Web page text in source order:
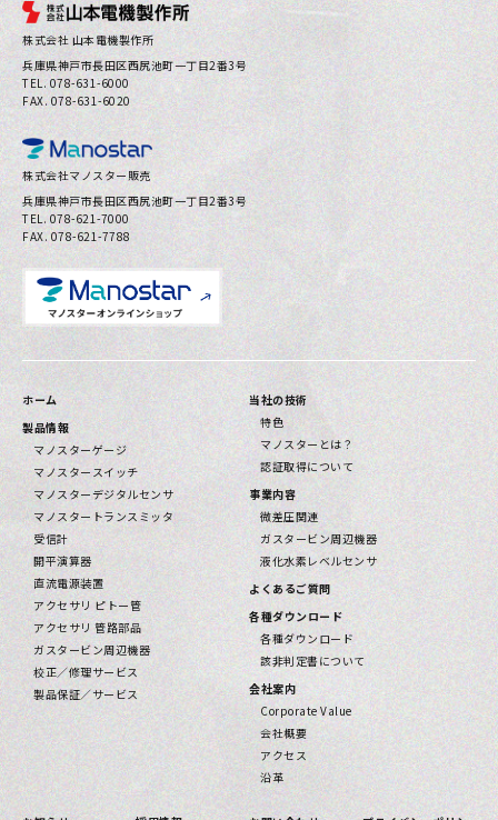
ニュース
採用
製品情報
採用情報
お問い合わせ
プライバシーポリシー
株式会社 山本電機製作所
兵庫県神⼾市⻑⽥区⻄尻池町⼀丁⽬2番3号
TEL. 078-631-6000
FAX. 078-631-6020
株式会社マノスター販売
兵庫県神⼾市⻑⽥区⻄尻池町⼀丁⽬2番3号
TEL. 078-621-7000
FAX. 078-621-7788
ホーム
製品情報
マノスターゲージ
マノスタースイッチ
マノスターデジタルセンサ
マノスタートランスミッタ
受信計
開平演算器
直流電源装置
アクセサリ ピトー管
アクセサリ 管路部品
ガスタービン周辺機器
校正／修理サービス
製品保証／サービス
当社の技術
特色
マノスターとは？
認証取得について
事業内容
微差圧関連
ガスタービン周辺機器
液化水素レベルセンサ
よくあるご質問
各種ダウンロード
各種ダウンロード
該⾮判定書について
会社案内
Corporate Value
会社概要
アクセス
沿革